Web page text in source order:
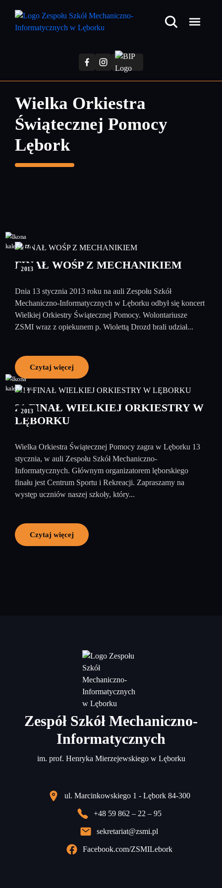
treści
Wielka Orkiestra
Świątecznej Pomocy
Lębork
14
2013
FINAŁ WOŚP Z MECHANIKIEM
Dnia 13 stycznia 2013 roku na auli Zespołu Szkół
Mechaniczno-Informatycznych w Lęborku odbył się koncert
Wielkiej Orkiestry Świątecznej Pomocy. Wolontariusze
ZSMI wraz z opiekunem p. Wiolettą Drozd brali udział...
Czytaj więcej
07
2013
21 FINAŁ WIELKIEJ ORKIESTRY W
LĘBORKU
Wielka Orkiestra Świątecznej Pomocy zagra w Lęborku 13
stycznia, w auli Zespołu Szkół Mechaniczno-
Informatycznych. Głównym organizatorem lęborskiego
finału jest Centrum Sportu i Rekreacji. Zapraszamy na
występ uczniów naszej szkoły, który...
Czytaj więcej
Zespół Szkół Mechaniczno-
Informatycznych
im. prof. Henryka Mierzejewskiego w Lęborku
ul. Marcinkowskiego 1 - Lębork 84-300
+48 59 862 – 22 – 95
sekretariat@zsmi.pl
Facebook.com/ZSMILebork